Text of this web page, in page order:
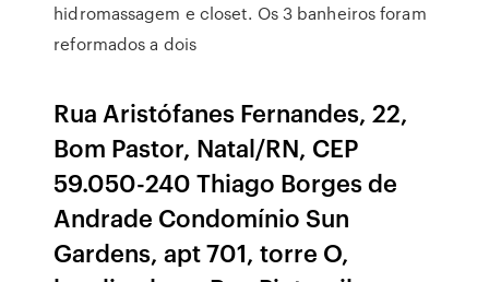
hidromassagem e closet. Os 3 banheiros foram
reformados a dois
Rua Aristófanes Fernandes, 22,
Bom Pastor, Natal/RN, CEP
59.050-240 Thiago Borges de
Andrade Condomínio Sun
Gardens, apt 701, torre O,